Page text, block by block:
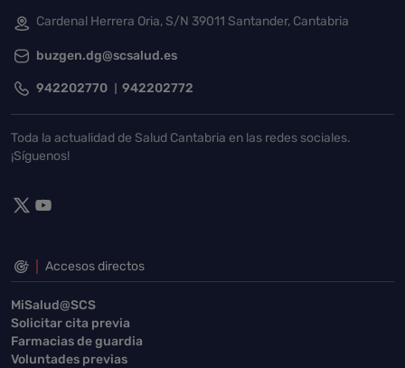
Cardenal Herrera Oria, S/N 39011 Santander, Cantabria
buzgen.dg@scsalud.es
942202770 942202772
Toda la actualidad de Salud Cantabria en las redes sociales.
¡Síguenos!
Accesos directos
MiSalud@SCS
Solicitar cita previa
Farmacias de guardia
Voluntades previas